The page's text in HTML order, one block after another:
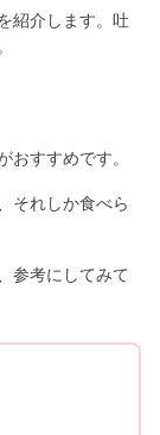
紹介します。吐
おすすめです。
それしか食べら
参考にしてみて